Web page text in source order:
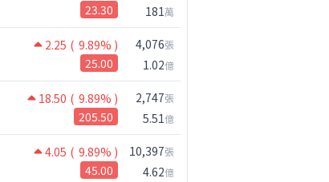
23.30 181萬
2.25 ( 9.89% )
25.00
4,076張
1.02億
18.50 ( 9.89% )
205.50
2,747張
5.51億
4.05 ( 9.89% )
45.00
10,397張
4.62億